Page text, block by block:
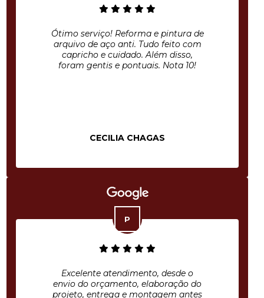
Ótimo serviço! Reforma e pintura de
arquivo de aço anti. Tudo feito com
capricho e cuidado. Além disso,
foram gentis e pontuais. Nota 10!
CECILIA CHAGAS
Excelente atendimento, desde o
envio do orçamento, elaboração do
projeto, entrega e montagem antes